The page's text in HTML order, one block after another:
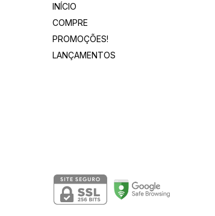
INÍCIO
COMPRE
PROMOÇÕES!
LANÇAMENTOS